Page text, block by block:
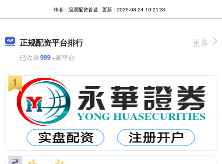
作者：股票配资首选 更新：2025-08-24 10:21:34
正规配资平台排行
已收录999+家平台
更多